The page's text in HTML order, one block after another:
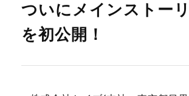
ついにメインストー
を初公開！